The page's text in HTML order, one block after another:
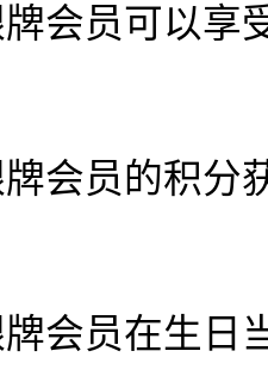
会员可以享
会员的积分
会员在生日